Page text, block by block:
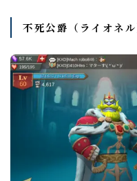
不死公爵（ライオネル